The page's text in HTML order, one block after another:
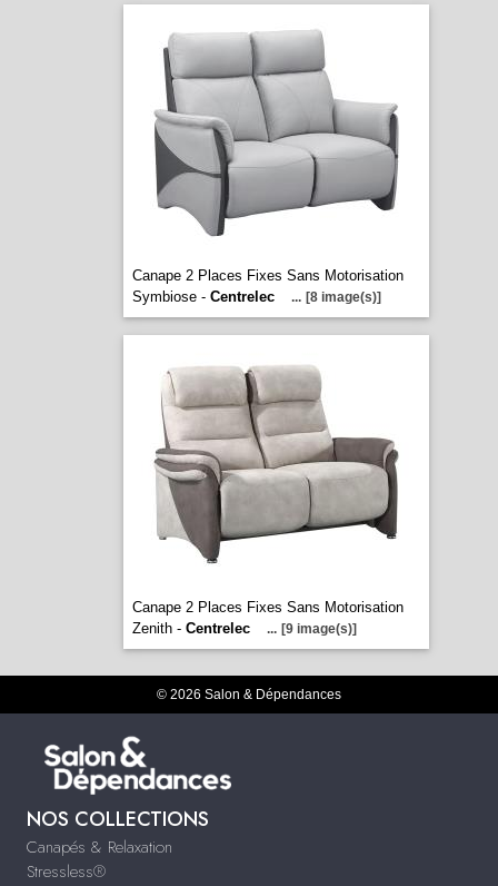
Canape 2 Places Fixes Sans Motorisation
Symbiose - Centrelec ... [8 image(s)]
Canape 2 Places Fixes Sans Motorisation
Zenith - Centrelec ... [9 image(s)]
© 2026 Salon & Dépendances
NOS COLLECTIONS
Canapés & Relaxation
Stressless®